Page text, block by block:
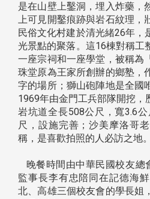
是在山壁上鑿洞，埋入炸藥，
上可見開鑿痕跡與岩石紋理，
民俗文化村建於清光緒26年，
光景點的聚落。這16棟對稱工
一座宗祠和一座學堂，被稱為
珠堂原為王家所創辦的鄉塾，
字的場所；獅山砲陣地是全國
1969年由金門工兵部隊開挖，
岩坑道全長508公尺，寬3.6
尺，設施完善；沙美摩洛哥
稱，是喜歡拍照的人必訪之地。
晚餐時間由中華民國校友總
監事長李有忠陪同在記德海
北、高雄三個校友會的學長姐